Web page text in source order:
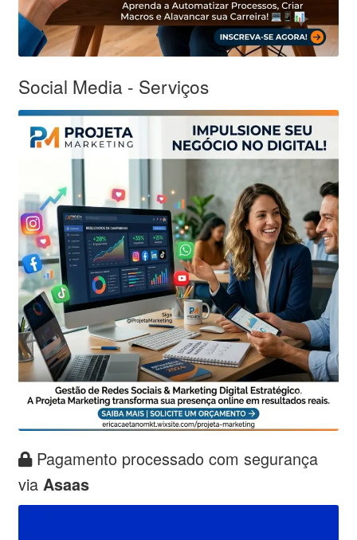
Social Media - Serviços
Pagamento processado com segurança
via Asaas